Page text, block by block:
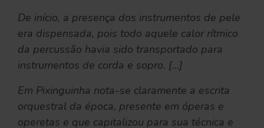
De início, a presença dos instrumentos de pele
era dispensada, pois todo aquele calor rítmico
da percussão havia sido transportado para
instrumentos de corda e sopro. […]
Em Pixinguinha nota-se claramente a escrita
orquestral da época, presente em óperas e
operetas e que capitalizou para sua técnica e